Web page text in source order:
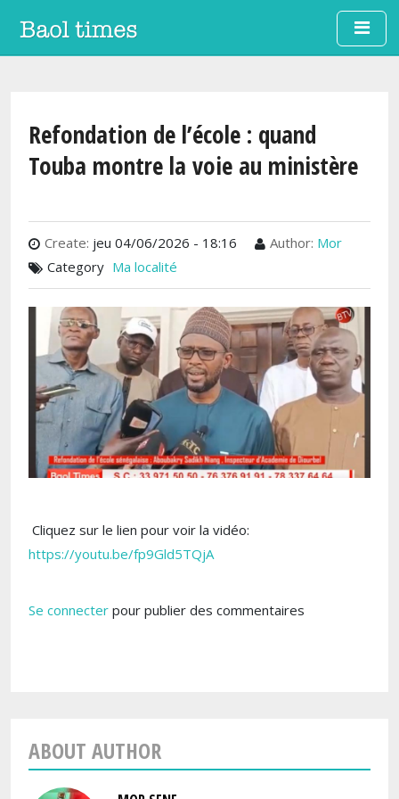
Aller au contenu principal
Refondation de l’école : quand
Touba montre la voie au ministère
Create: jeu 04/06/2026 - 18:16 Author: Mor
Category Ma localité
Cliquez sur le lien pour voir la vidéo:
https://youtu.be/fp9Gld5TQjA
Se connecter pour publier des commentaires
ABOUT AUTHOR